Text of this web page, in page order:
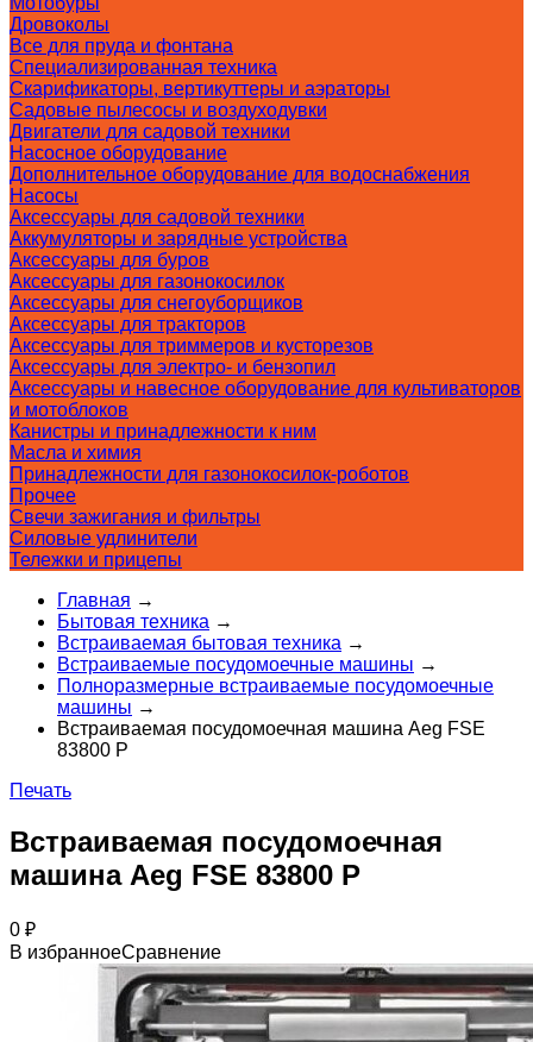
Дровоколы
Все для пруда и фонтана
Специализированная техника
Скарификаторы, вертикуттеры и аэраторы
Садовые пылесосы и воздуходувки
Двигатели для садовой техники
Насосное оборудование
Дополнительное оборудование для водоснабжения
Насосы
Аксессуары для садовой техники
Аккумуляторы и зарядные устройства
Аксессуары для буров
Аксессуары для газонокосилок
Аксессуары для снегоуборщиков
Аксессуары для тракторов
Аксессуары для триммеров и кусторезов
Аксессуары для электро- и бензопил
Аксессуары и навесное оборудование для культиваторов
и мотоблоков
Канистры и принадлежности к ним
Масла и химия
Принадлежности для газонокосилок-роботов
Прочее
Свечи зажигания и фильтры
Силовые удлинители
Тележки и прицепы
Главная →
Бытовая техника →
Встраиваемая бытовая техника →
Встраиваемые посудомоечные машины →
Полноразмерные встраиваемые посудомоечные
машины →
Встраиваемая посудомоечная машина Aeg FSE
83800 P
Печать
Встраиваемая посудомоечная
машина Aeg FSE 83800 P
0 ₽
В избранноеСравнение